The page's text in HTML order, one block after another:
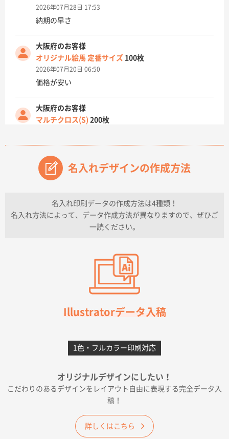
2026年07月28日 17:53
納期の早さ
大阪府のお客様
オリジナル絵馬 定番サイズ 100枚
2026年07月20日 06:50
価格が安い
大阪府のお客様
マルチクロス(S) 200枚
原稿データ流用が可能で価格が妥当なこと
兵庫県のお客様
チケットホルダー ダブルポケット
上記のとおりです。
柳さんの対応が素晴らしかった。
フレキソレジ袋 Uバッグ 35号
5000枚
2026年06月28日 15:14
千葉県A社様
2026年06月19日 09:41
価格 大丈夫そうな会社に見えた
大阪府のお客様
A4フルカラークリアファイル1000枚
名入れデザインの作成方法
名入れ印刷データの作成方法は4種類！
名入れ方法によって、データ作成方法が異なりますので、ぜひご
一読ください。
Illustratorデータ入稿
1色・フルカラー印刷対応
オリジナルデザインにしたい！
こだわりのあるデザインをレイアウト自由に表現する完全データ入
稿！
詳しくはこちら